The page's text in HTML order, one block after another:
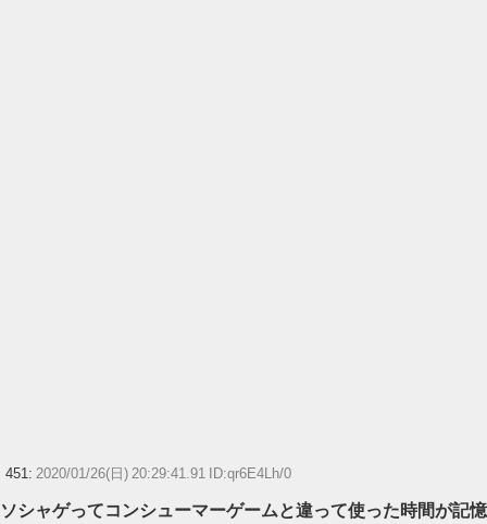
451: 2020/01/26(日) 20:29:41.91 ID:qr6E4Lh/0
ソシャゲってコンシューマーゲームと違って使った時間が記憶